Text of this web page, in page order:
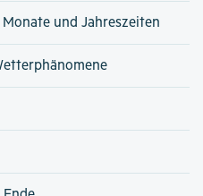
und Jahreszeiten